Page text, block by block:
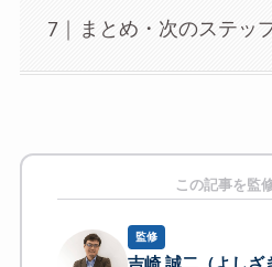
まとめ・次のステッ
この記事を監
監修